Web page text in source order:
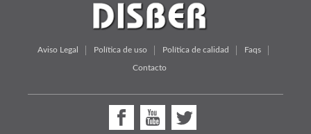
Aviso Legal Política de uso Política de calidad Faqs
Contacto